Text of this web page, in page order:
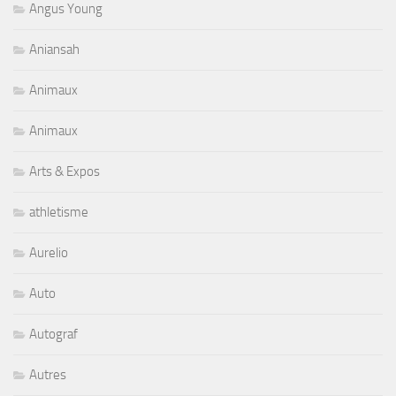
Angus Young
Aniansah
Animaux
Animaux
Arts & Expos
athletisme
Aurelio
Auto
Autograf
Autres